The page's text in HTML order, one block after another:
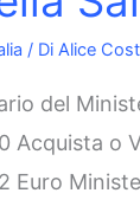
/ Di Alice
del
Acquista o
Euro